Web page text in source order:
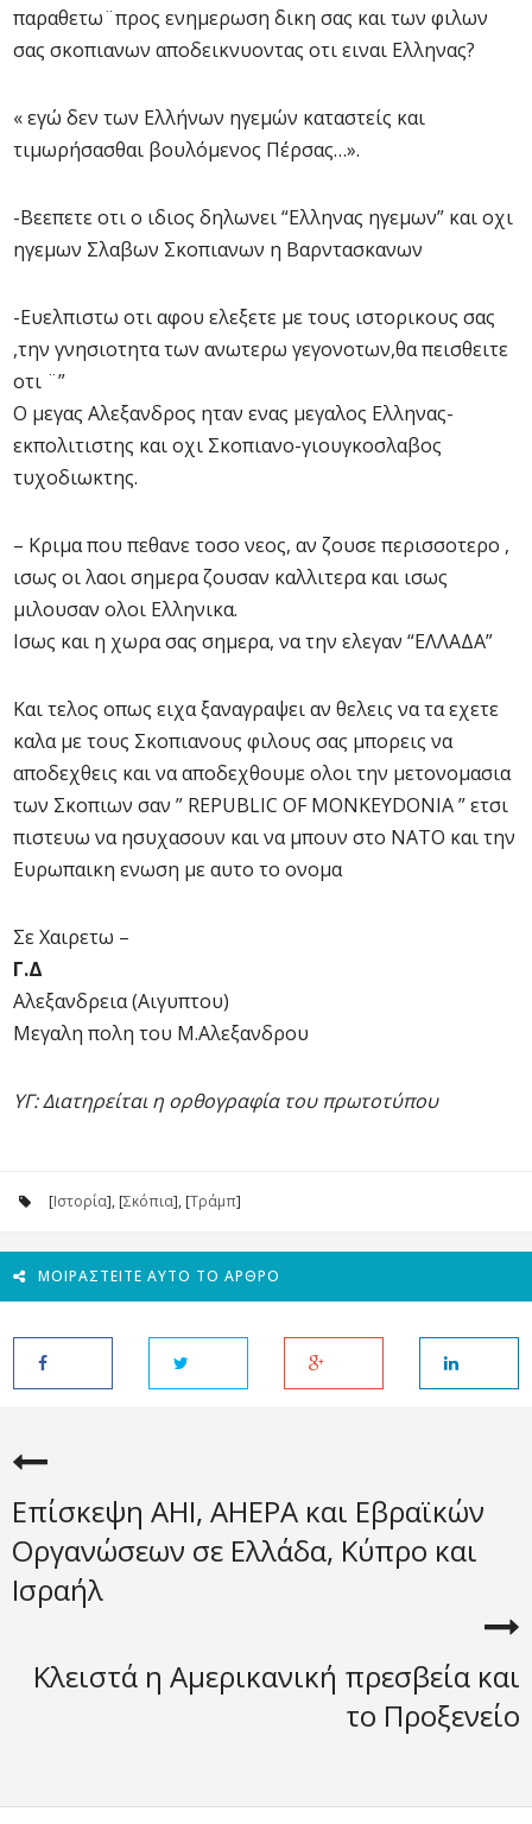
παραθετω¨προς ενημερωση δικη σας και των φιλων
σας σκοπιανων αποδεικνυοντας οτι ειναι Ελληνας?
« εγώ δεν των Ελλήνων ηγεμών καταστείς και
τιμωρήσασθαι βουλόμενος Πέρσας…».
-Βεεπετε οτι ο ιδιος δηλωνει “Ελληνας ηγεμων” και οχι
ηγεμων Σλαβων Σκοπιανων η Βαρντασκανων
-Ευελπιστω οτι αφου ελεξετε με τους ιστορικους σας
,την γνησιοτητα των ανωτερω γεγονοτων,θα πεισθειτε
οτι ¨”
Ο μεγας Αλεξανδρος ηταν ενας μεγαλος Ελληνας-
εκπολιτιστης και οχι Σκοπιανο-γιουγκοσλαβος
τυχοδιωκτης.
– Κριμα που πεθανε τοσο νεος, αν ζουσε περισσοτερο ,
ισως οι λαοι σημερα ζουσαν καλλιτερα και ισως
μιλουσαν ολοι Ελληνικα.
Ισως και η χωρα σας σημερα, να την ελεγαν “ΕΛΛΑΔΑ”
Και τελος οπως ειχα ξαναγραψει αν θελεις να τα εχετε
καλα με τους Σκοπιανους φιλους σας μπορεις να
αποδεχθεις και να αποδεχθουμε ολοι την μετονομασια
των Σκοπιων σαν ” REPUBLIC OF MONKEYDONIA ” ετσι
πιστευω να ησυχασουν και να μπουν στο ΝΑΤΟ και την
Ευρωπαικη ενωση με αυτο το ονομα
Σε Χαιρετω –
Γ.Δ
Αλεξανδρεια (Αιγυπτου)
Μεγαλη πολη του Μ.Αλεξανδρου
ΥΓ: Διατηρείται η ορθογραφία του πρωτοτύπου
[Ιστορία], [Σκόπια], [Τράμπ]
ΜΟΙΡΑΣΤΕΊΤΕ ΑΥΤΌ ΤΟ ΆΡΘΡΟ
Eπίσκεψη AHI, AHEPA και Εβραϊκών
Οργανώσεων σε Ελλάδα, Κύπρο και
Ισραήλ
Κλειστά η Αμερικανική πρεσβεία και
το Προξενείο